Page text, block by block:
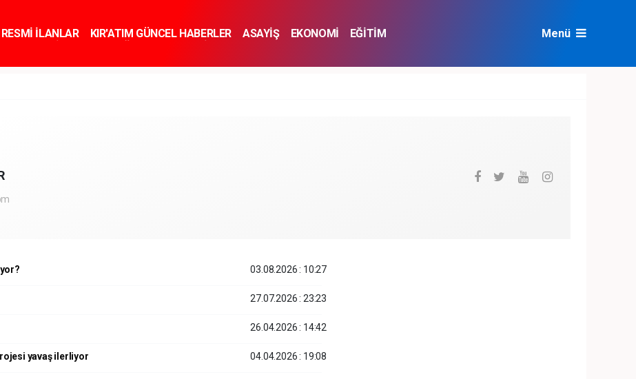
RESMİ İLANLAR KIR'ATIM GÜNCEL HABERLER ASAYİŞ EKONOMİ
EĞİTİM
Menü
03.08.2026 : 10:27
27.07.2026 : 23:23
26.04.2026 : 14:42
yavaş ilerliyor 04.04.2026 : 19:08